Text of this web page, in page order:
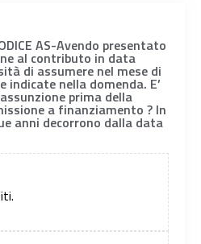
AS-Avendo presentato
al contributo in data
di assumere nel mese di
indicate nella domenda. E’
prima della
a finanziamento ? In
anni decorrono dalla data